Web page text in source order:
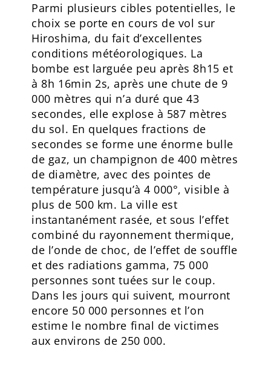
Parmi plusieurs cibles potentielles, le
choix se porte en cours de vol sur
Hiroshima, du fait d’excellentes
conditions météorologiques. La
bombe est larguée peu après 8h15 et
à 8h 16min 2s, après une chute de 9
000 mètres qui n’a duré que 43
secondes, elle explose à 587 mètres
du sol. En quelques fractions de
secondes se forme une énorme bulle
de gaz, un champignon de 400 mètres
de diamètre, avec des pointes de
température jusqu’à 4 000°, visible à
plus de 500 km. La ville est
instantanément rasée, et sous l’effet
combiné du rayonnement thermique,
de l’onde de choc, de l’effet de souffle
et des radiations gamma, 75 000
personnes sont tuées sur le coup.
Dans les jours qui suivent, mourront
encore 50 000 personnes et l’on
estime le nombre final de victimes
aux environs de 250 000.